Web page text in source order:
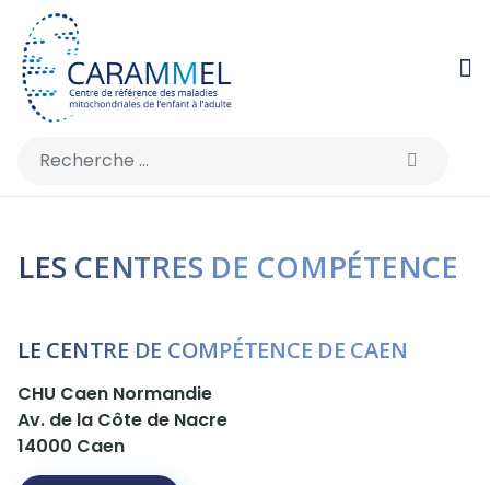
Rechercher
LES CENTRES DE COMPÉTENCE
LE CENTRE DE COMPÉTENCE DE CAEN
CHU Caen Normandie
Av. de la Côte de Nacre
14000 Caen